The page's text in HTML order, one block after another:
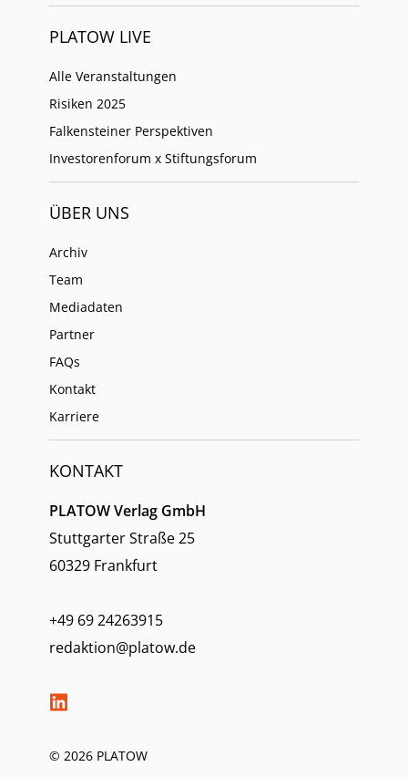
PLATOW LIVE
Alle Veranstaltungen
Risiken 2025
Falkensteiner Perspektiven
Investorenforum x Stiftungsforum
ÜBER UNS
Archiv
Team
Mediadaten
Partner
FAQs
Kontakt
Karriere
KONTAKT
PLATOW Verlag GmbH
Stuttgarter Straße 25
60329 Frankfurt
+49 69 24263915
redaktion@platow.de
© 2026 PLATOW